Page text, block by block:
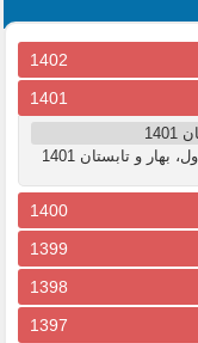
1402
1401
1400
1399
1398
1397